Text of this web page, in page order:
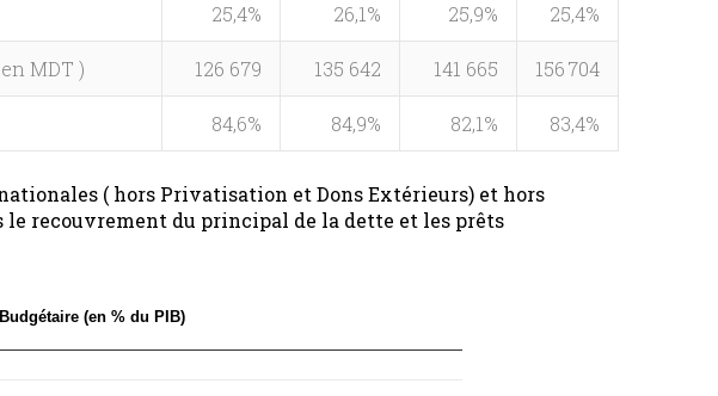
25,4% 26,1% 25,9% 25,4%
MDT ) 126 679 135 642 141 665 156 704
84,6% 84,9% 82,1% 83,4%
( hors Privatisation et Dons Extérieurs) et hors
le recouvrement du principal de la dette et les prêts
(en % du PIB)